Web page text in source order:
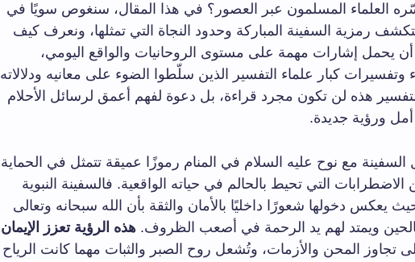
العلماء المسلمون عبر العصور؟ في هذا المقال، سنغوص سويًا في
رمزية السفينة المباركة وحدود النجاة التي تمثلها، ونعرف كيف
أن يحمل إشارات مهمة على مستوى الروحانيات والواقع اليومي،
وتفسيرات كبار علماء التفسير الذين سلّطوا الضوء على معانيه ودلالاته
هذه لن تكون مجرد قراءة، بل دعوة لفهم أعمق لرسائل الأحلام
أمل ورؤية جديدة.
مع نوح عليه السلام في المنام رموزًا عميقة تتمثل في الحماية
الاضطرابات التي تحيط بالحالم في حياته الواقعية. فالسفينة النبوية
يعكس دخولها شعورًا داخليًا بالأمان والثقة بأن الله سبحانه وتعالى
ويمتد لهم يد الرحمة في أصعب الظروف. هذه الرؤية تعزز الإيمان
تجاوز المحن والأزمات، وتُشعل روح الصبر والثبات مهما كانت الرياح